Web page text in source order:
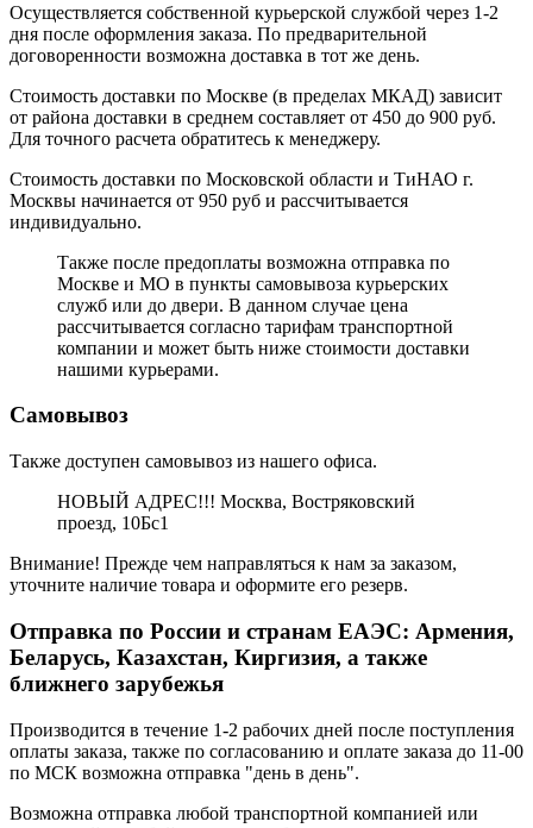
Осуществляется собственной курьерской службой через 1-2
дня после оформления заказа. По предварительной
договоренности возможна доставка в тот же день.
Стоимость доставки по Москве (в пределах МКАД) зависит
от района доставки в среднем составляет от 450 до 900 руб.
Для точного расчета обратитесь к менеджеру.
Стоимость доставки по Московской области и ТиНАО г.
Москвы начинается от 950 руб и рассчитывается
индивидуально.
Также после предоплаты возможна отправка по
Москве и МО в пункты самовывоза курьерских
служб или до двери. В данном случае цена
рассчитывается согласно тарифам транспортной
компании и может быть ниже стоимости доставки
нашими курьерами.
Самовывоз
Также доступен самовывоз из нашего офиса.
НОВЫЙ АДРЕС!!! Москва, Востряковский
проезд, 10Бс1
Внимание! Прежде чем направляться к нам за заказом,
уточните наличие товара и оформите его резерв.
Отправка по России и странам ЕАЭС: Армения,
Беларусь, Казахстан, Киргизия, а также
ближнего зарубежья
Производится в течение 1-2 рабочих дней после поступления
оплаты заказа, также по согласованию и оплате заказа до 11-00
по МСК возможна отправка "день в день".
Возможна отправка любой транспортной компанией или